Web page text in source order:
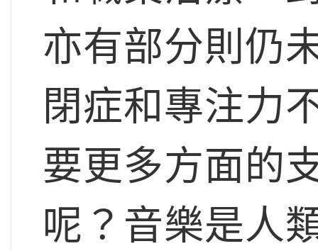
亦有部分則仍
閉症和專注力
要更多方面的
呢？音樂是人